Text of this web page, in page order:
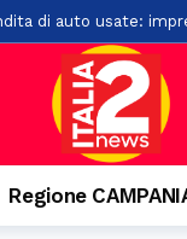
di auto usate:
ipotesi di una
i Comuni lucani
del Bussento a
per
Regione